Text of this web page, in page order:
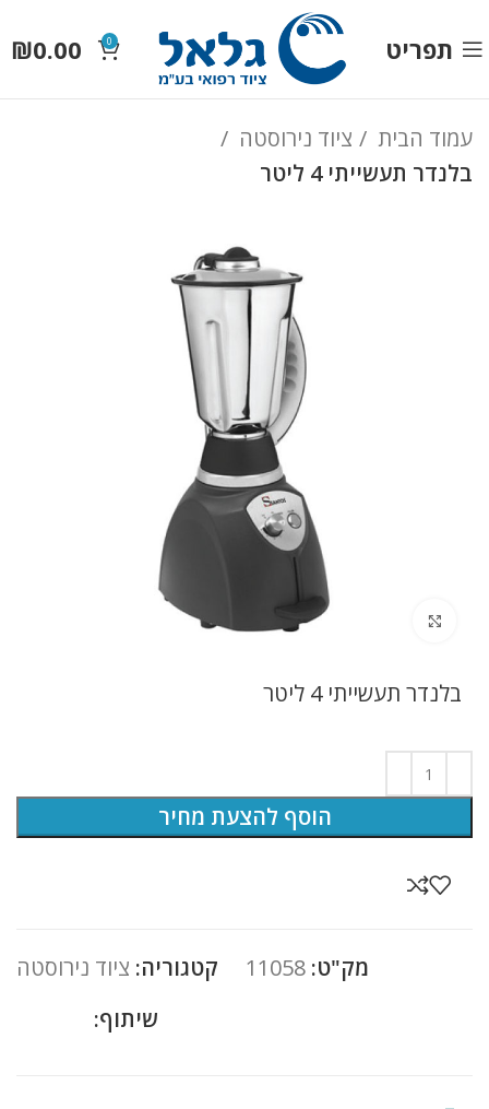
תפריט 0
₪0.00
עמוד הבית
ציוד נירוסטה
בלנדר תעשייתי 4 ליטר
לחץ להגדלה
בלנדר תעשייתי 4 ליטר
הוסף להצעת מחיר
מק"ט: 11058 קטגוריה: ציוד נירוסטה
שיתוף: